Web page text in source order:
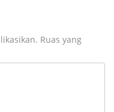
Ruas yang